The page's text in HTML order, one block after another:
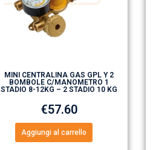
MINI CENTRALINA GAS GPL Y 2
BOMBOLE C/MANOMETRO 1
STADIO 8-12KG – 2 STADIO 10 KG
€57.60
Aggiungi al carrello